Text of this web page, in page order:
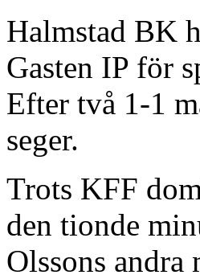
Halmstad BK
Gasten IP för
Efter två 1-1
seger.
Trots KFF
den tionde
Olssons andra